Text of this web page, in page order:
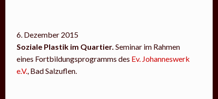
6. Dezember 2015
Soziale Plastik im Quartier. Seminar im Rahmen
eines Fortbildungsprogramms des Ev. Johanneswerk
e.V. , Bad Salzuflen.